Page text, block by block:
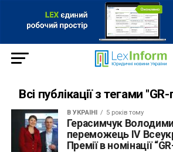
Всі публікації з тегами
В УКРАЇНІ 5 років тому
Герасимчук
переможець IV
Премії в номінації